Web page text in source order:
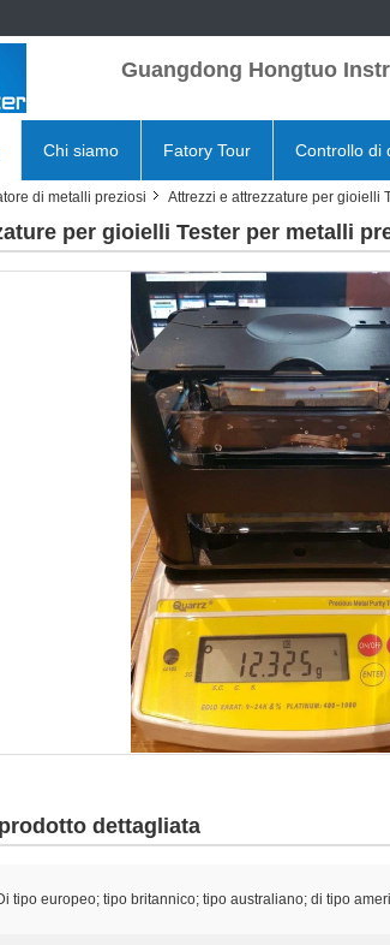
Guangdong Hongtuo
Chi siamo Fatory Tour Controllo di
di metalli preziosi Attrezzi e attrezzature per gioielli
per gioielli Tester per metalli
dettagliata
tipo europeo; tipo britannico; tipo australiano; di tipo